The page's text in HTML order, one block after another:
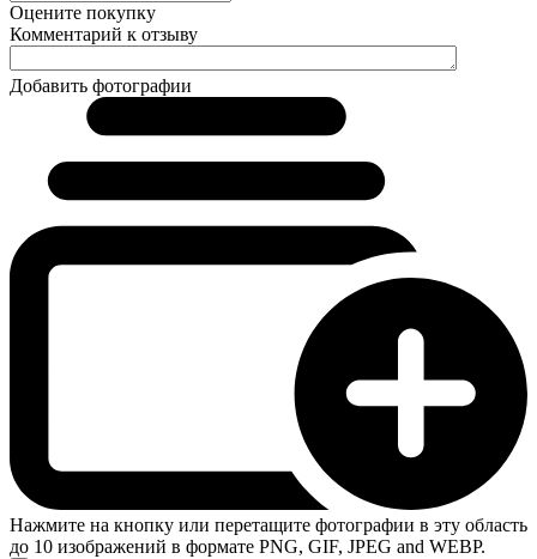
Оцените покупку
Комментарий к отзыву
Добавить фотографии
Нажмите на кнопку или перетащите фотографии в эту область
до 10 изображений в формате PNG, GIF, JPEG and WEBP.